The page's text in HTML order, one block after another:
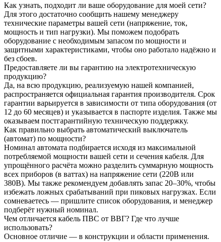
Как узнать, подходит ли ваше оборудование для моей сети?
Для этого достаточно сообщить нашему менеджеру
технические параметры вашей сети (напряжение, ток,
мощность и тип нагрузки). Мы поможем подобрать
оборудование с необходимым запасом по мощности и
защитными характеристиками, чтобы оно работало надёжно и
без сбоев.
Предоставляете ли вы гарантию на электротехническую
продукцию?
Да, на всю продукцию, реализуемую нашей компанией,
распространяется официальная гарантия производителя. Срок
гарантии варьируется в зависимости от типа оборудования (от
12 до 60 месяцев) и указывается в паспорте изделия. Также мы
оказываем постгарантийную техническую поддержку.
Как правильно выбрать автоматический выключатель
(автомат) по мощности?
Номинал автомата подбирается исходя из максимальной
потребляемой мощности вашей сети и сечения кабеля. Для
упрощённого расчёта можно разделить суммарную мощность
всех приборов (в ваттах) на напряжение сети (220В или
380В). Мы также рекомендуем добавлять запас 20–30%, чтобы
избежать ложных срабатываний при пиковых нагрузках. Если
сомневаетесь — пришлите список оборудования, и менеджер
подберёт нужный номинал.
Чем отличается кабель ПВС от ВВГ? Где что лучше
использовать?
Основное отличие — в конструкции и области применения.